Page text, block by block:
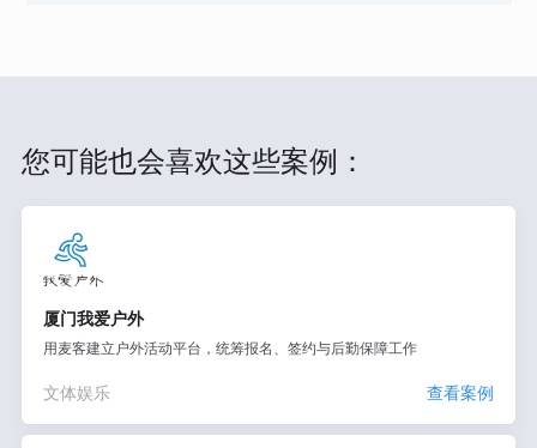
您可能也会喜欢这些案例：
厦门我爱户外
用麦客建立户外活动平台，统筹报名、签约与后勤保障工作
文体娱乐 查看案例